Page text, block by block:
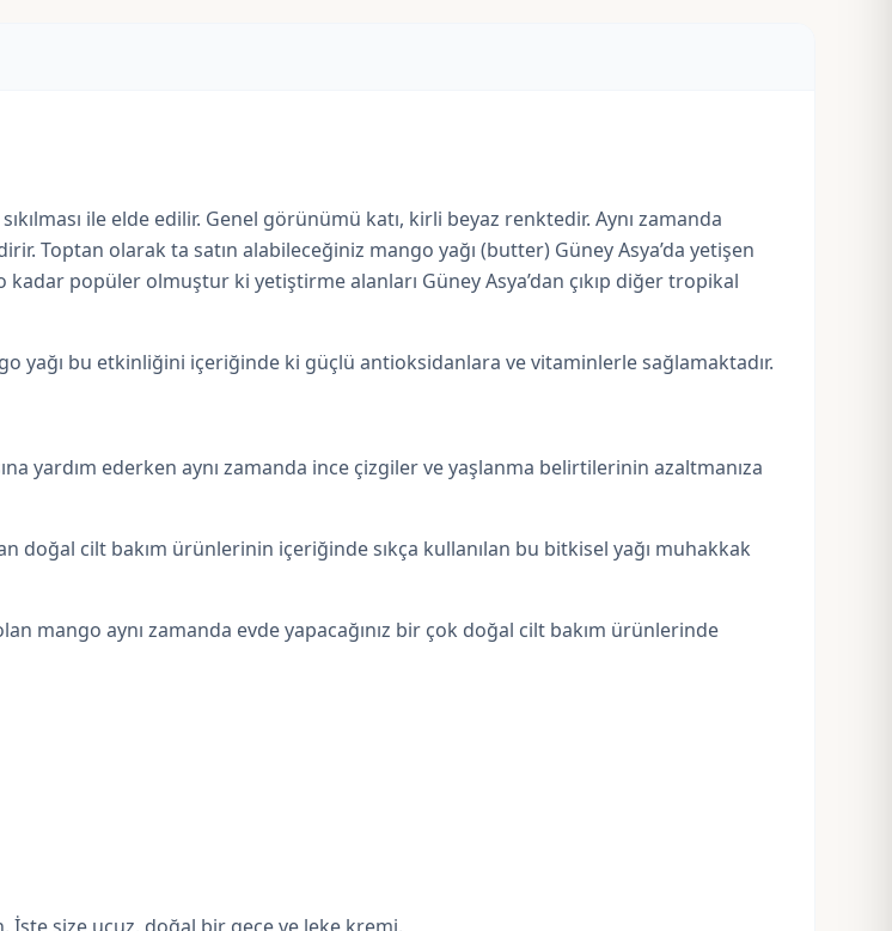
sıkılması ile elde edilir. Genel görünümü katı, kirli beyaz renktedir. Aynı zamanda
Toptan olarak ta satın alabileceğiniz mango yağı (butter) Güney Asya’da yetişen
popüler olmuştur ki yetiştirme alanları Güney Asya’dan çıkıp diğer tropikal
yağı bu etkinliğini içeriğinde ki güçlü antioksidanlara ve vitaminlerle sağlamaktadır.
yardım ederken aynı zamanda ince çizgiler ve yaşlanma belirtilerinin azaltmanıza
doğal cilt bakım ürünlerinin içeriğinde sıkça kullanılan bu bitkisel yağı muhakkak
mango aynı zamanda evde yapacağınız bir çok doğal cilt bakım ürünlerinde